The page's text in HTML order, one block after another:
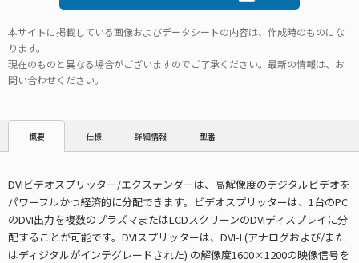
本サイトに掲載している画像およびデータシートの内容は、作成時のものにな
ります。
現在のものと異なる場合がございますのでご了承ください。最新の情報は、お
問い合わせください。
概要 仕様 詳細情報 型番
DVIビデオスプリッター/エクステンダーは、高解像度のデジタルビデオを
パワーフルかつ経済的に分配できます。ビデオスプリッターは、1台のPC
のDVI出力を複数のプラズマまたはLCDスクリーンのDVIディスプレイに分
配することが可能です。DVIスプリッターは、DVI-I (アナログおよび/また
はディジタルがインテグレードされた) の解像度1600×1200の映像信号を